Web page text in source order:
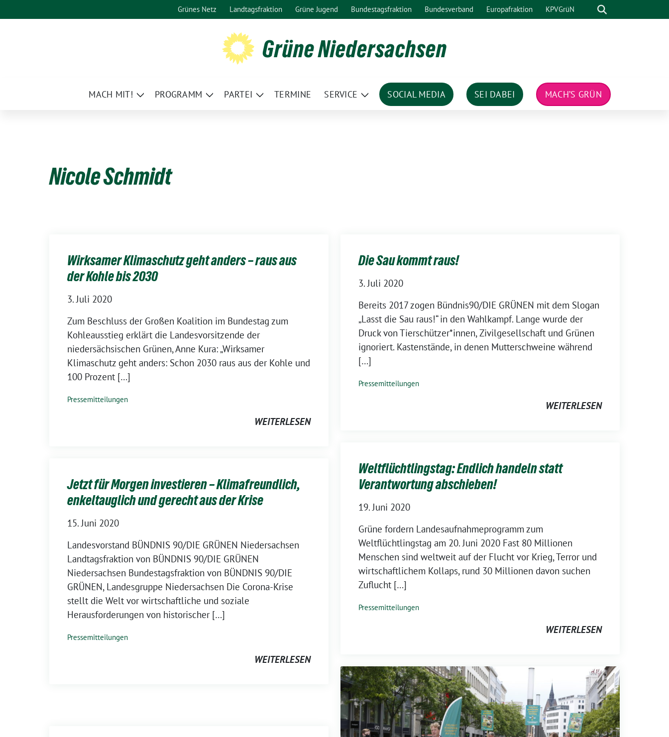
zum
Grünes Netz Landtagsfraktion Grüne Jugend Bundestagsfraktion Bundesverband Europafraktion KPVGrüN Suche
Grüne Niedersachsen
MACH MIT!
Zeige
PROGRAMM
Zeige
PARTEI
Zeige
TERMINE SERVICE
Zeige
SOCIAL MEDIA SEI DABEI MACH’S GRÜN
Nicole Schmidt
Wirksamer Klimaschutz geht anders – raus aus
der Kohle bis 2030
3. Juli 2020
Zum Beschluss der Großen Koalition im Bundestag zum
Kohleausstieg erklärt die Landesvorsitzende der
niedersächsischen Grünen, Anne Kura: „Wirksamer
Klimaschutz geht anders: Schon 2030 raus aus der Kohle und
100 Prozent […]
Pressemitteilungen
WEITERLESEN
Die Sau kommt raus!
3. Juli 2020
Bereits 2017 zogen Bündnis90/DIE GRÜNEN mit dem Slogan
„Lasst die Sau raus!“ in den Wahlkampf. Lange wurde der
Druck von Tierschützer*innen, Zivilgesellschaft und Grünen
ignoriert. Kastenstände, in denen Mutterschweine während
[…]
Pressemitteilungen
WEITERLESEN
Weltflüchtlingstag: Endlich handeln statt
Verantwortung abschieben!
19. Juni 2020
Grüne fordern Landesaufnahmeprogramm zum
Weltflüchtlingstag am 20. Juni 2020 Fast 80 Millionen
Menschen sind weltweit auf der Flucht vor Krieg, Terror und
wirtschaftlichem Kollaps, rund 30 Millionen davon suchen
Zuflucht […]
Pressemitteilungen
WEITERLESEN
Jetzt für Morgen investieren – Klimafreundlich,
enkeltauglich und gerecht aus der Krise
15. Juni 2020
Landesvorstand BÜNDNIS 90/DIE GRÜNEN Niedersachsen
Landtagsfraktion von BÜNDNIS 90/DIE GRÜNEN
Niedersachsen Bundestagsfraktion von BÜNDNIS 90/DIE
GRÜNEN, Landesgruppe Niedersachsen Die Corona-Krise
stellt die Welt vor wirtschaftliche und soziale
Herausforderungen von historischer […]
Pressemitteilungen
WEITERLESEN